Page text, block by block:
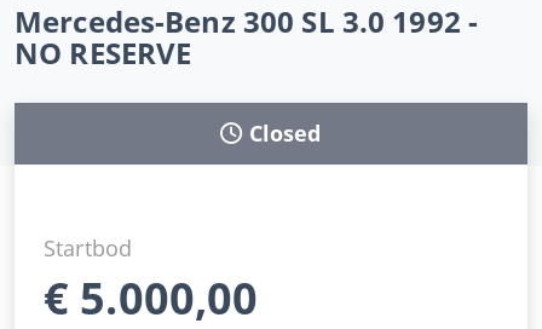
Mercedes-Benz 300 SL 3.0 1992 -
NO RESERVE
Closed
Startbod
€ 5.000,00